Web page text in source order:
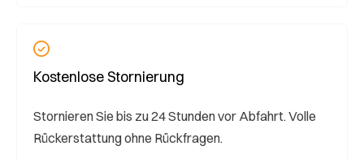
Kostenlose Stornierung
Stornieren Sie bis zu 24 Stunden vor Abfahrt. Volle
Rückerstattung ohne Rückfragen.